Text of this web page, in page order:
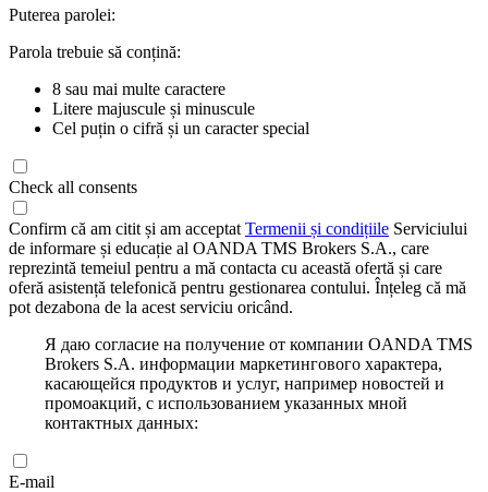
Puterea parolei:
Parola trebuie să conțină:
8 sau mai multe caractere
Litere majuscule și minuscule
Cel puțin o cifră și un caracter special
Check all consents
Confirm că am citit și am acceptat Termenii și condițiile Serviciului
de informare și educație al OANDA TMS Brokers S.A., care
reprezintă temeiul pentru a mă contacta cu această ofertă și care
oferă asistență telefonică pentru gestionarea contului. Înțeleg că mă
pot dezabona de la acest serviciu oricând.
Я даю согласие на получение от компании OANDA TMS
Brokers S.A. информации маркетингового характера,
касающейся продуктов и услуг, например новостей и
промоакций, с использованием указанных мной
контактных данных:
E-mail